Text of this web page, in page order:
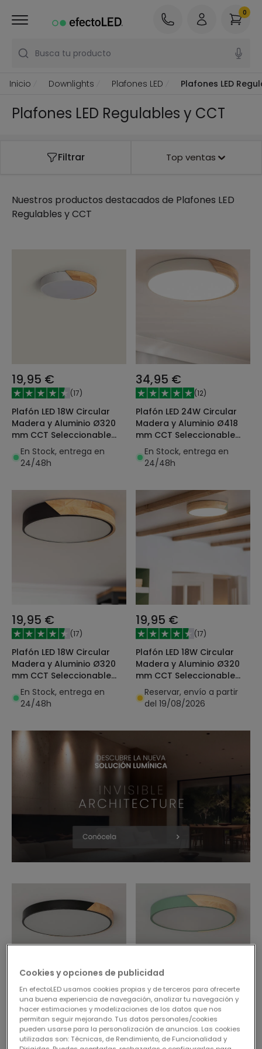
Busca tu producto
0
Inicio Downlights Plafones LED Plafones LED
Plafones LED Regulables y CCT
Filtrar Top ventas
Nuestros productos destacados de Plafones LED
Regulables y CCT
19,95 €
(17)
Plafón LED 18W Circular
Madera y Aluminio Ø320
mm CCT Seleccionable
Semi-Dari
En Stock, entrega en
24/48h
34,95 €
(12)
Plafón LED 24W Circular
Madera y Aluminio Ø418
mm CCT Seleccionable
Semi-Dari
En Stock, entrega en
24/48h
19,95 €
(17)
Plafón LED 18W Circular
Madera y Aluminio Ø320
mm CCT Seleccionable
Semi-Dari
En Stock, entrega en
24/48h
19,95 €
(17)
Plafón LED 18W Circular
Madera y Aluminio Ø320
mm CCT Seleccionable
Semi-Dari
Reservar, envío a partir
del 19/08/2026
44,95 €
( 22)
Plafón LED 36W Circular
34,95 €
(12 )
Plafón LED 24W Circular
Cookies y opciones de publicidad
En efectoLED usamos cookies propias y de terceros para ofrecerte
una buena experiencia de navegación, analizar tu navegación y
hacer estimaciones y modelizaciones de los datos que nos
permitan seguir mejorando. Tus datos personales/cookies
pueden usarse para la personalización de anuncios. Las cookies
utilizadas son: Técnicas, de Rendimiento, de Funcionalidad y